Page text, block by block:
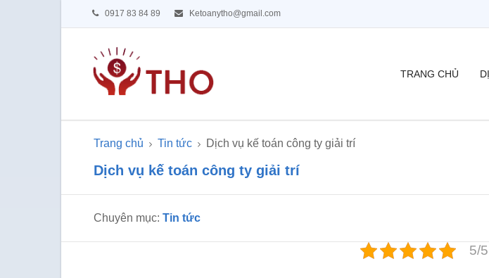
0917 83 84 89 Ketoanytho@gmail.com
TRANG CHỦ
Trang chủ Tin tức Dịch vụ kế toán công ty giải trí
Dịch vụ kế toán công ty giải trí
Chuyên mục:Tin tức
5/